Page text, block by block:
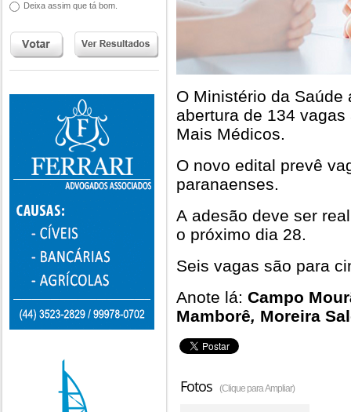
Deixa assim que tá bom.
O Ministério da
abertura de 134
Mais Médicos.
O novo edital prevê
paranaenses.
A adesão deve ser
o próximo dia 28.
Seis vagas são para
Anote lá: Campo
Mamborê, Moreira
Fotos (Clique para Ampliar)